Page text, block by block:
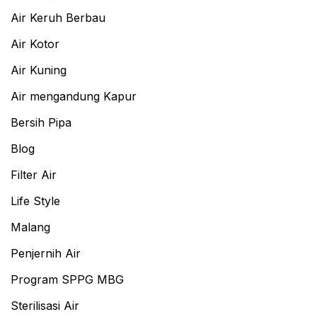
Air Keruh Berbau
Air Kotor
Air Kuning
Air mengandung Kapur
Bersih Pipa
Blog
Filter Air
Life Style
Malang
Penjernih Air
Program SPPG MBG
Sterilisasi Air